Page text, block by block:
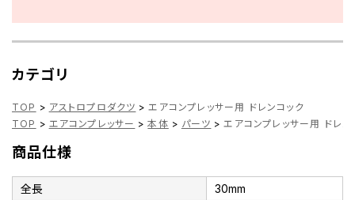
カテゴリ
TOP > アストロプロダクツ > エアコンプレッサー用 ドレンコック
TOP > エアコンプレッサー > 本体 > パーツ > エアコンプレッサー用 ドレン
商品仕様
全長
30mm